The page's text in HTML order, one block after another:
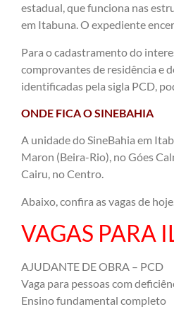
estadual, que funciona nas
em Itabuna. O expediente
Para o cadastramento do
comprovantes de residência e
identificadas pela sigla PCD,
ONDE FICA O SINEBAHIA
A unidade do SineBahia em
Maron (Beira-Rio), no Góes
Cairu, no Centro.
Abaixo, confira as vagas de hoje.
VAGAS PARA
AJUDANTE DE OBRA – PCD
Vaga para pessoas com
Ensino fundamental completo